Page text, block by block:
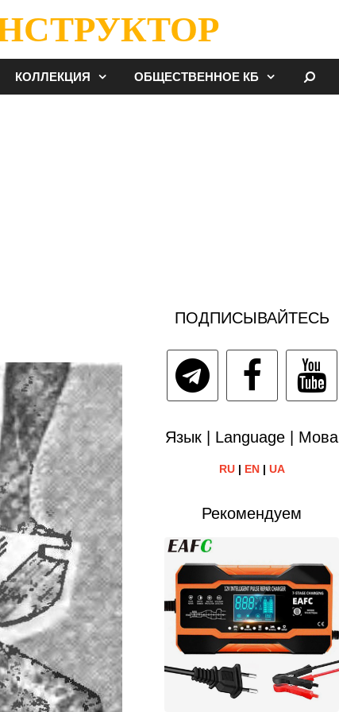
КОЛЛЕКЦИЯ ОБЩЕСТВЕННОЕ КБ
ПОДПИСЫВАЙТЕСЬ
Язык | Language | Мова
RU| EN| UA
Рекомендуем